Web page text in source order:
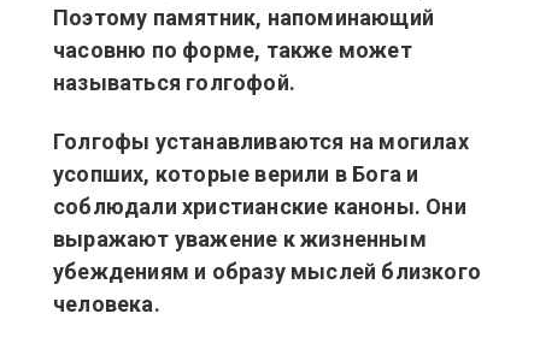
Поэтому памятник, напоминающий
часовню по форме, также может
называться голгофой.
Голгофы устанавливаются на могилах
усопших, которые верили в Бога и
соблюдали христианские каноны. Они
выражают уважение к жизненным
убеждениям и образу мыслей близкого
человека.